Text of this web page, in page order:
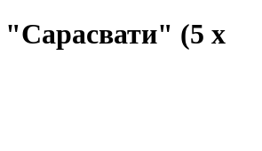
(5 x